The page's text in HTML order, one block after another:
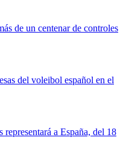
de un centenar de controles
del voleibol español en el
a España, del 18